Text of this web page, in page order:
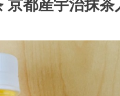
都産宇治抹